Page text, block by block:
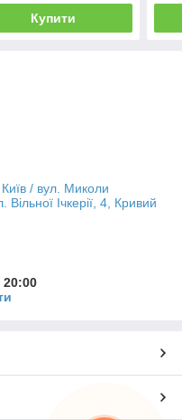
Купити
/ вул. Миколи
Ічкерії, 4, Кривий
20:00